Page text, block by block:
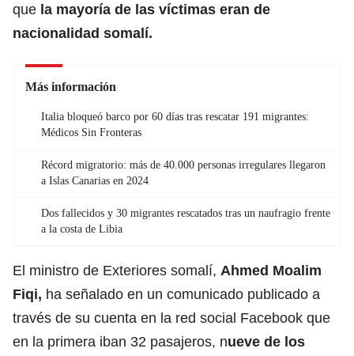
que la mayoría de las víctimas eran de
nacionalidad somalí.
Más información
Italia bloqueó barco por 60 días tras rescatar 191 migrantes:
Médicos Sin Fronteras
Récord migratorio: más de 40.000 personas irregulares llegaron
a Islas Canarias en 2024
Dos fallecidos y 30 migrantes rescatados tras un naufragio frente
a la costa de Libia
El ministro de Exteriores somalí, Ahmed Moalim
Fiqi, ha señalado en un comunicado publicado a
través de su cuenta en la red social Facebook que
en la primera iban 32 pasajeros, nueve de los